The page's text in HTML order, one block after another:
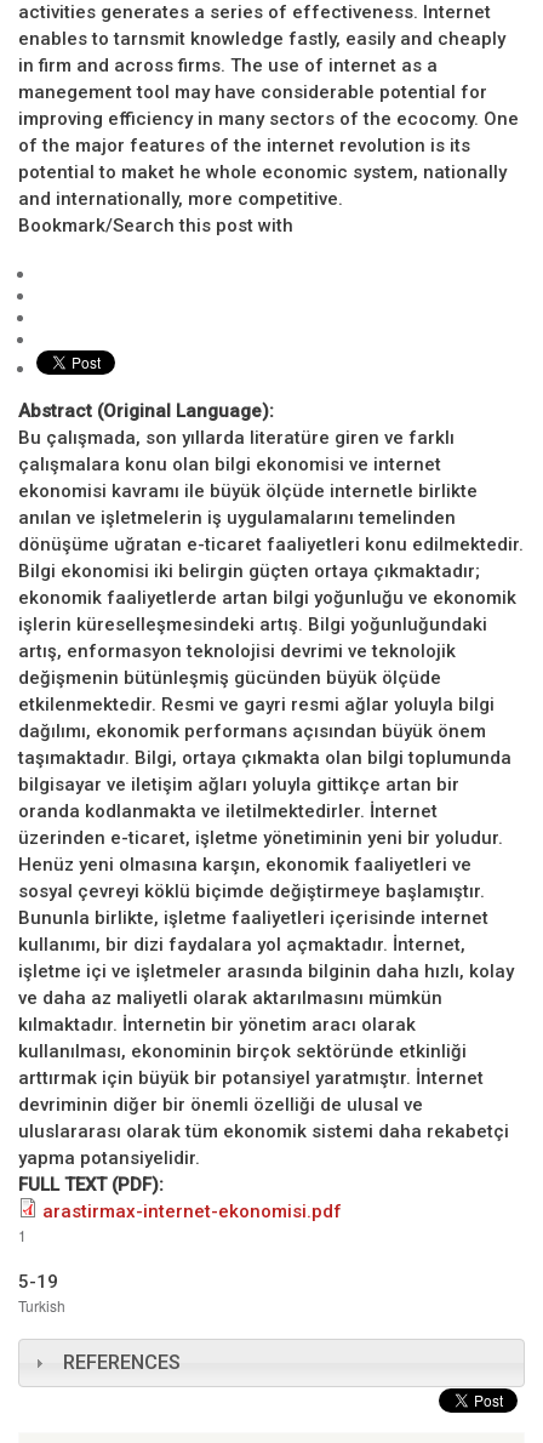
activities generates a series of effectiveness. Internet
enables to tarnsmit knowledge fastly, easily and cheaply
in firm and across firms. The use of internet as a
manegement tool may have considerable potential for
improving efficiency in many sectors of the ecocomy. One
of the major features of the internet revolution is its
potential to maket he whole economic system, nationally
and internationally, more competitive.
Bookmark/Search this post with
Abstract (Original Language):
Bu çalışmada, son yıllarda literatüre giren ve farklı
çalışmalara konu olan bilgi ekonomisi ve internet
ekonomisi kavramı ile büyük ölçüde internetle birlikte
anılan ve işletmelerin iş uygulamalarını temelinden
dönüşüme uğratan e-ticaret faaliyetleri konu edilmektedir.
Bilgi ekonomisi iki belirgin güçten ortaya çıkmaktadır;
ekonomik faaliyetlerde artan bilgi yoğunluğu ve ekonomik
işlerin küreselleşmesindeki artış. Bilgi yoğunluğundaki
artış, enformasyon teknolojisi devrimi ve teknolojik
değişmenin bütünleşmiş gücünden büyük ölçüde
etkilenmektedir. Resmi ve gayri resmi ağlar yoluyla bilgi
dağılımı, ekonomik performans açısından büyük önem
taşımaktadır. Bilgi, ortaya çıkmakta olan bilgi toplumunda
bilgisayar ve iletişim ağları yoluyla gittikçe artan bir
oranda kodlanmakta ve iletilmektedirler. İnternet
üzerinden e-ticaret, işletme yönetiminin yeni bir yoludur.
Henüz yeni olmasına karşın, ekonomik faaliyetleri ve
sosyal çevreyi köklü biçimde değiştirmeye başlamıştır.
Bununla birlikte, işletme faaliyetleri içerisinde internet
kullanımı, bir dizi faydalara yol açmaktadır. İnternet,
işletme içi ve işletmeler arasında bilginin daha hızlı, kolay
ve daha az maliyetli olarak aktarılmasını mümkün
kılmaktadır. İnternetin bir yönetim aracı olarak
kullanılması, ekonominin birçok sektöründe etkinliği
arttırmak için büyük bir potansiyel yaratmıştır. İnternet
devriminin diğer bir önemli özelliği de ulusal ve
uluslararası olarak tüm ekonomik sistemi daha rekabetçi
yapma potansiyelidir.
FULL TEXT (PDF):
arastirmax-internet-ekonomisi.pdf
1
5-19
Turkish
REFERENCES